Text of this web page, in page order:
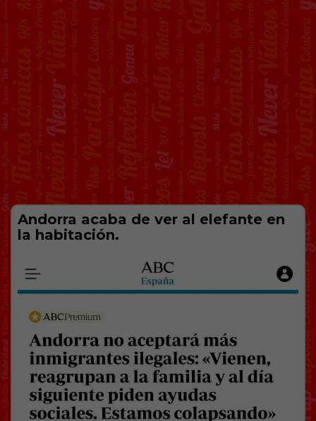
Andorra acaba de ver al elefante en
la habitación.